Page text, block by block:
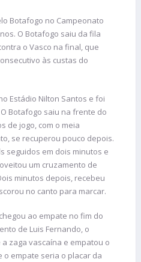
Botafogo no Campeonato
O Botafogo saiu da fila
o Vasco na final, que
às custas do
Estádio Nilton Santos e foi
Botafogo saiu na frente do
de jogo, com o meia
se recuperou pouco depois.
seguidos em dois minutos e
um cruzamento de
minutos depois, recebeu
no canto para marcar.
ao empate no fim do
de Luis Fernando, o
zaga vascaína e empatou o
o empate seria o placar da